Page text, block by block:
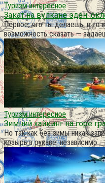
Туризм интересное
Закат на вулкане эден.
Первое, что ты делаешь, в то
возможность сказать —
Туризм интересное
Зимний хайкинг на горе
Но так как без зимы никак
козырь в рукаве: независимо